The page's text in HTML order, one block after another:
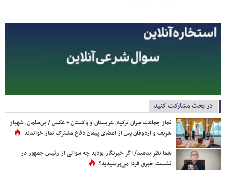
در بحث مشارکت کنید
نماز جماعت سران ترکیه، عربستان و پاکستان + عکس / بن‌سلمان، شهباز
شریف و اردوغان پس از امضای پیمان دفاع مشترک نماز خواندند
شما نظر بدهید/ اگر خبرنگار بودید چه سوالی از رئیس جمهور در
نشست خبری فردا می‌پرسیدید؟